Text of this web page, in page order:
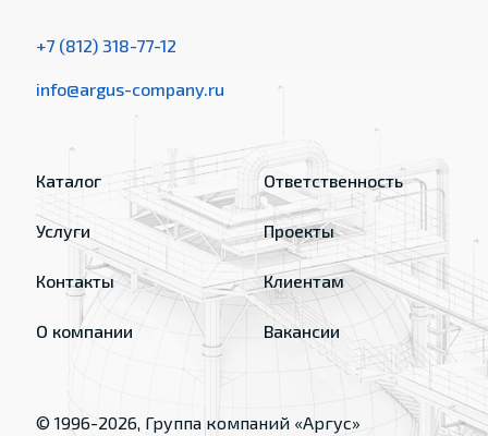
+7 (812) 318-77-12
info@argus-company.ru
Каталог
Услуги
Контакты
О компании
Ответственность
Проекты
Клиентам
Вакансии
© 1996-2026, Группа компаний «Аргус»